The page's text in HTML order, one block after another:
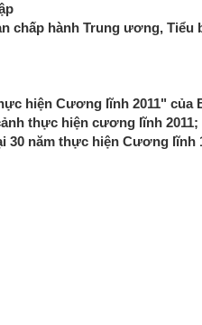
chấp hành Trung ương, Tiểu
hiện Cương lĩnh 2011" của
thực hiện cương lĩnh
30 năm thực hiện Cương lĩnh